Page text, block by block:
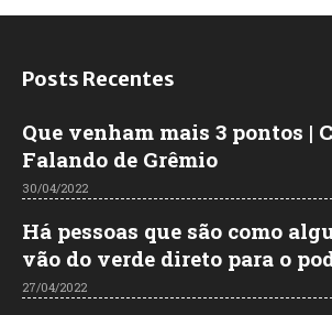
Posts Recentes
Que venham mais 3 pontos |
Falando de Grêmio
30/04/2022
Há pessoas que são como
vão do verde direto para o
27/04/2022